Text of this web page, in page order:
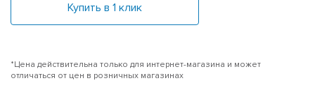
Купить в 1 клик
*Цена действительна только для интернет-магазина и может
отличаться от цен в розничных магазинах